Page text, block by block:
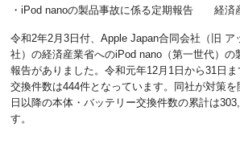
・iPod nanoの製品事故に係る定期報告 経済
令和2年2月3日付、Apple Japan合同会社（旧 ア
社）の経済産業省へのiPod nano（第一世代）の
報告がありました。令和元年12月1日から31日
交換件数は444件となっています。同社が対策
日以降の本体・バッテリー交換件数の累計は
す。